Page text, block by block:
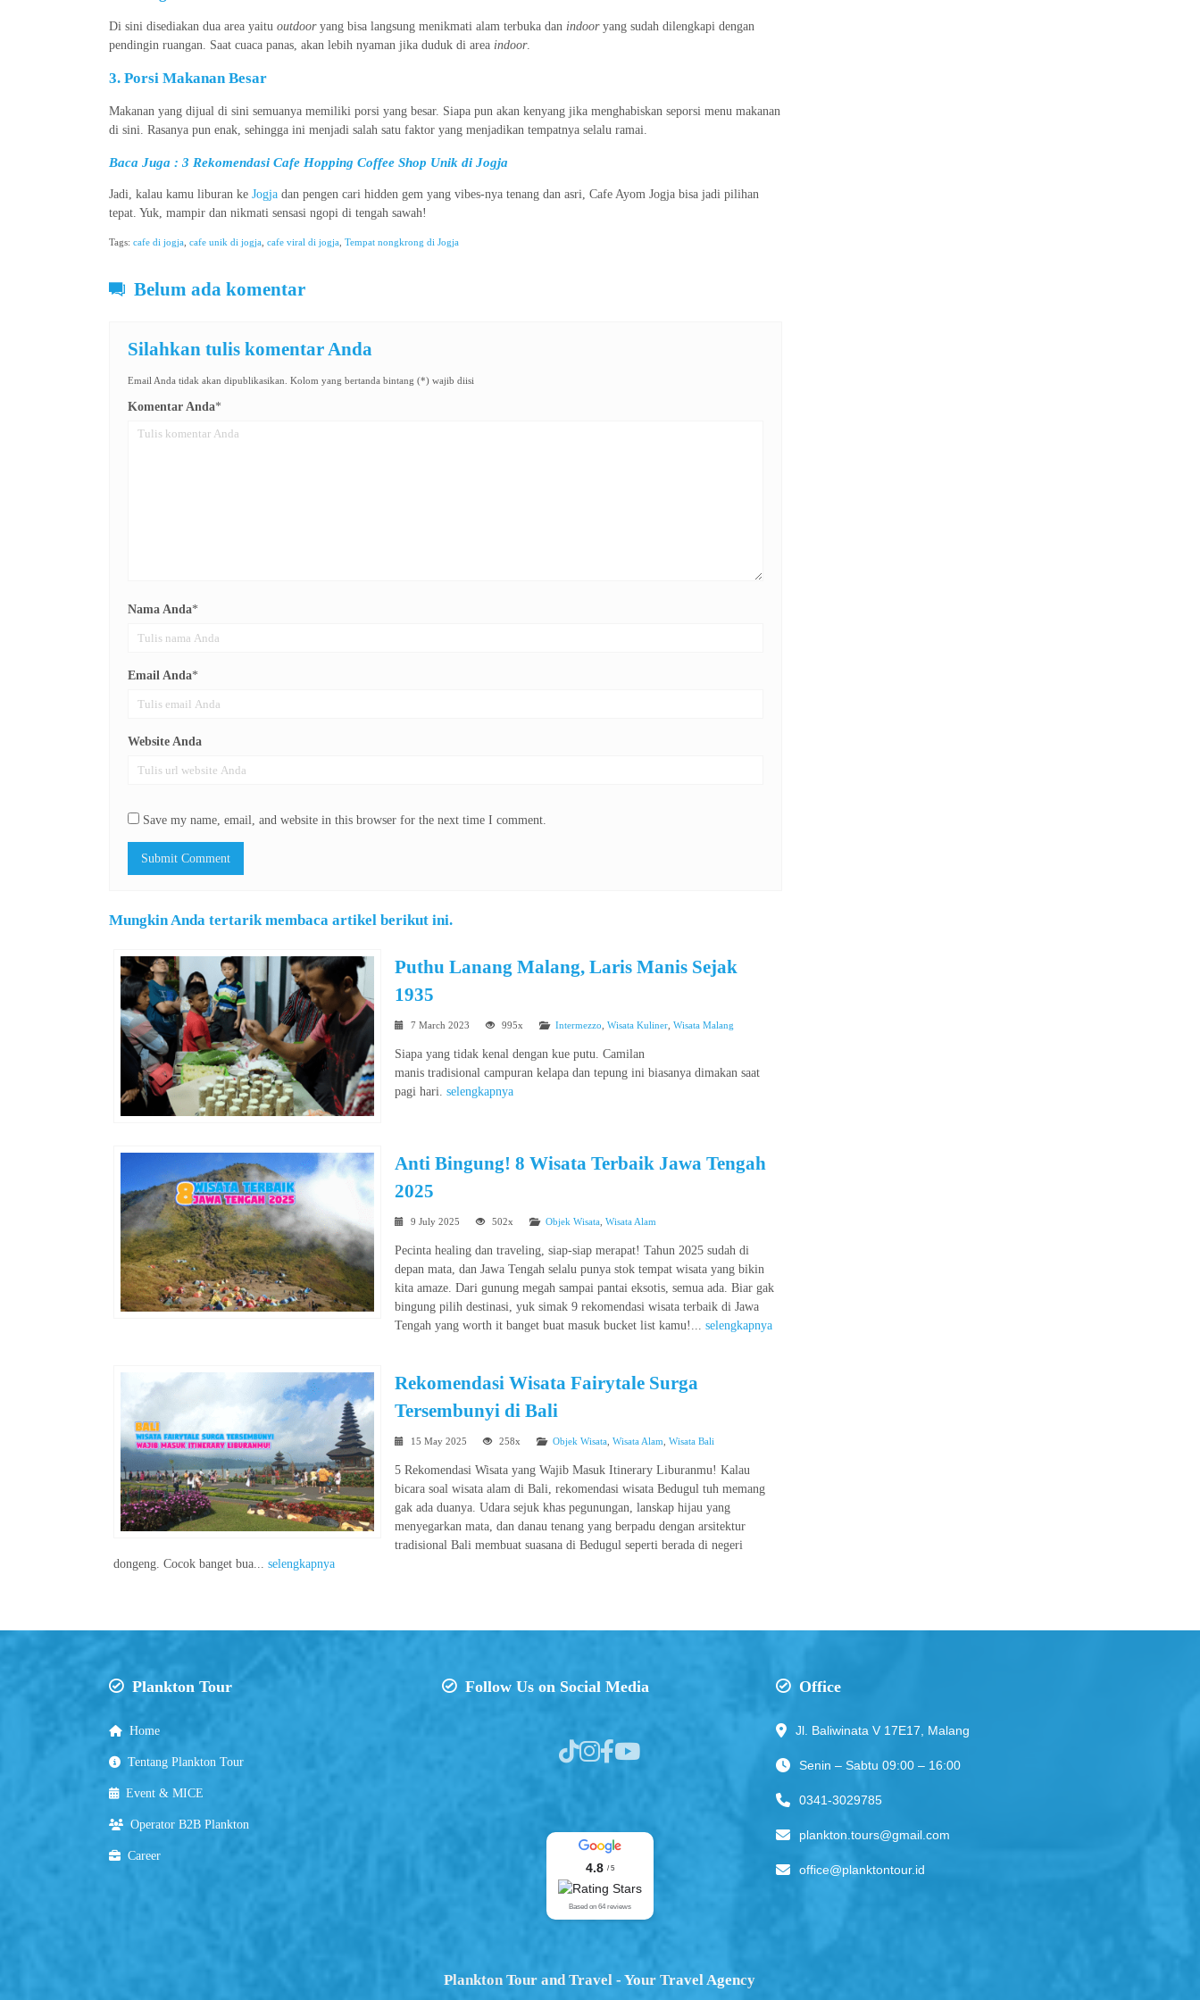
Di sini disediakan dua area yaitu outdooryang bisa langsung menikmati alam terbuka dan indooryang sudah dilengkapi dengan
pendingin ruangan. Saat cuaca panas, akan lebih nyaman jika duduk di area indoor.
3. Porsi Makanan Besar
Makanan yang dijual di sini semuanya memiliki porsi yang besar. Siapa pun akan kenyang jika menghabiskan seporsi menu makanan
di sini. Rasanya pun enak, sehingga ini menjadi salah satu faktor yang menjadikan tempatnya selalu ramai.
Baca Juga : 3 Rekomendasi Cafe Hopping Coffee Shop Unik di Jogja
Jadi, kalau kamu liburan ke Jogja dan pengen cari hidden gem yang vibes-nya tenang dan asri, Cafe Ayom Jogja bisa jadi pilihan
tepat. Yuk, mampir dan nikmati sensasi ngopi di tengah sawah!
Tags: cafe di jogja cafe unik di jogja cafe viral di jogja Tempat nongkrong di Jogja
Belum ada komentar
Silahkan tulis komentar Anda
Email Anda tidak akan dipublikasikan. Kolom yang bertanda bintang (*) wajib diisi
Komentar Anda*
Nama Anda*
Email Anda*
Website Anda
Save my name, email, and website in this browser for the next time I comment.
Mungkin Anda tertarik membaca artikel berikut ini.
Puthu Lanang Malang, Laris Manis Sejak
1935
7 March 2023 995x Intermezzo Wisata Kuliner Wisata Malang
Siapa yang tidak kenal dengan kue putu. Camilan
manis tradisional campuran kelapa dan tepung ini biasanya dimakan saat
pagi hari. selengkapnya
Anti Bingung! 8 Wisata Terbaik Jawa Tengah
2025
9 July 2025 502x Objek Wisata Wisata Alam
Pecinta healing dan traveling, siap-siap merapat! Tahun 2025 sudah di
depan mata, dan Jawa Tengah selalu punya stok tempat wisata yang bikin
kita amaze. Dari gunung megah sampai pantai eksotis, semua ada. Biar gak
bingung pilih destinasi, yuk simak 9 rekomendasi wisata terbaik di Jawa
Tengah yang worth it banget buat masuk bucket list kamu!... selengkapnya
Rekomendasi Wisata Fairytale Surga
Tersembunyi di Bali
15 May 2025 258x Objek Wisata Wisata Alam Wisata Bali
5 Rekomendasi Wisata yang Wajib Masuk Itinerary Liburanmu! Kalau
bicara soal wisata alam di Bali, rekomendasi wisata Bedugul tuh memang
gak ada duanya. Udara sejuk khas pegunungan, lanskap hijau yang
menyegarkan mata, dan danau tenang yang berpadu dengan arsitektur
tradisional Bali membuat suasana di Bedugul seperti berada di negeri
dongeng. Cocok banget bua... selengkapnya
Plankton Tour
Home
Tentang Plankton Tour
Event & MICE
Operator B2B Plankton
Career
Follow Us on Social Media
4.8 / 5
Based on 64 reviews
Office
Jl. Baliwinata V 17E17, Malang
Senin – Sabtu 09:00 – 16:00
0341-3029785
plankton.tours@gmail.com
office@planktontour.id
Plankton Tour and Travel - Your Travel Agency